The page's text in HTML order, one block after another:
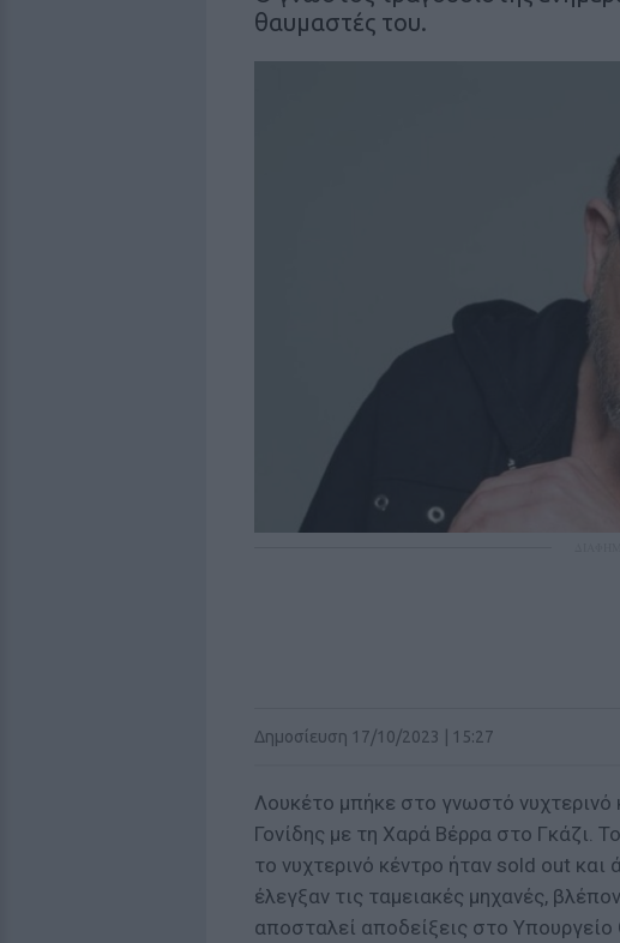
θαυμαστές του.
Δημοσίευση 17/10/2023 | 15:27
Λουκέτο μπήκε στο γνωστό νυχτερινό
Γονίδης με τη Χαρά Βέρρα στο Γκάζι.
το νυχτερινό κέντρο ήταν sold out
έλεγξαν τις ταμειακές μηχανές,
αποσταλεί αποδείξεις στο